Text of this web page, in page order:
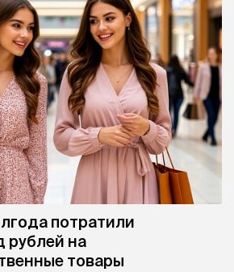
потратили
рублей на
товары